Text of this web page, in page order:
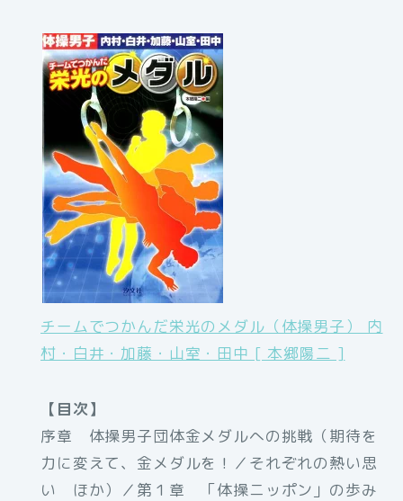
チームでつかんだ栄光のメダル（体操男子） 内
村・白井・加藤・山室・田中 [ 本郷陽二 ]
【目次】
序章 体操男子団体金メダルへの挑戦（期待を
力に変えて、金メダルを！／それぞれの熱い思
い ほか）／第１章 「体操ニッポン」の歩み